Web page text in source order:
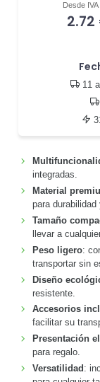
Desde IVA
11
integradas.
Material
para durabilidad
Tamaño
llevar a
Peso ligero:
transportar sin
Diseño
resistente.
Accesorios
facilitar su
Presentación
para regalo.
Versatilidad :